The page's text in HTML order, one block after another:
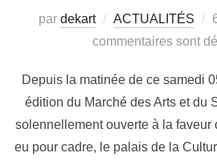
par dekart ACTUALITÉS
commentaires sont
Depuis la matinée de ce samedi
édition du Marché des Arts et du
solennellement ouverte à la faveur
eu pour cadre, le palais de la